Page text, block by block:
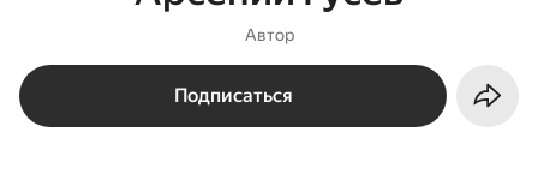
Автор
Подписаться